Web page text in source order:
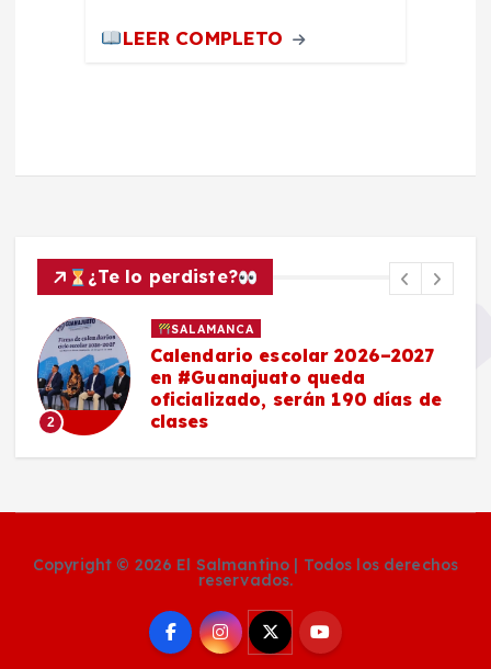
LEER COMPLETO
¿Te lo perdiste?
2
SALAMANCA
Calendario escolar 2026–2027
en #Guanajuato queda
oficializado, serán 190 días de
clases
Copyright © 2026 El Salmantino | Todos los derechos
reservados.